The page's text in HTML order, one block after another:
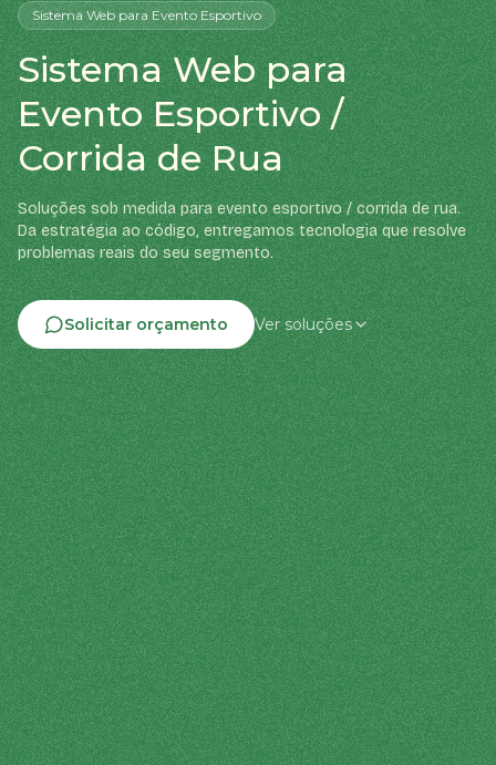
Sistema Webpara Evento Esportivo
Sistema Web para
Evento Esportivo /
Corrida de Rua
Soluções sob medida para evento esportivo / corrida de rua.
Da estratégia ao código, entregamos tecnologia que resolve
problemas reais do seu segmento.
Solicitar orçamento Ver soluções